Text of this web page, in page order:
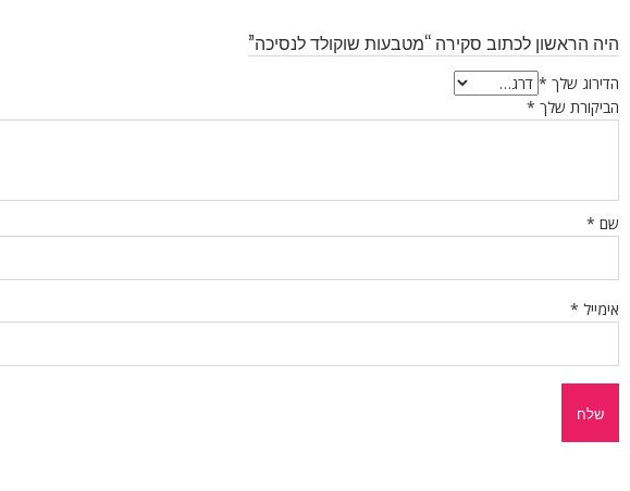
היה הראשון לכתוב סקירה “מטבעות שוקולד לנסיכה”
הדירוג שלך *
הביקורת שלך *
שם *
אימייל *